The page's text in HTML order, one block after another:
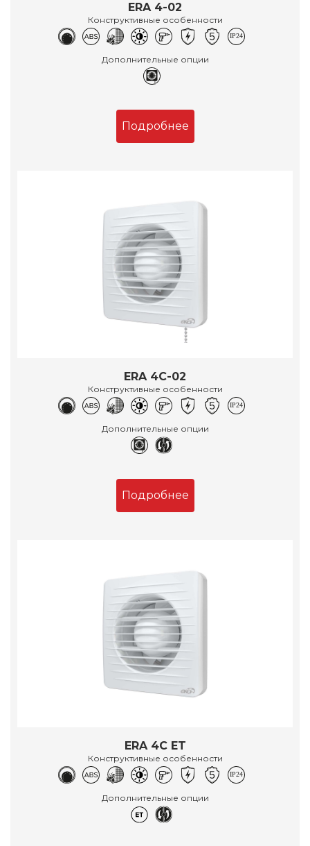
ERA 4-02
Конструктивные особенности
Дополнительные опции
Подробнее
ERA 4C-02
Конструктивные особенности
Дополнительные опции
Подробнее
ERA 4C ET
Конструктивные особенности
Дополнительные опции